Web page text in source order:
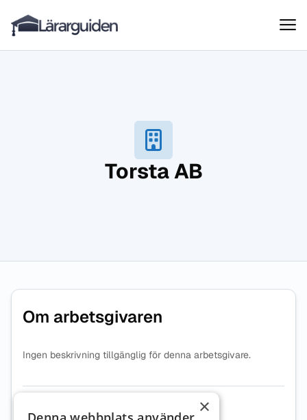
Hoppa till innehåll
Lärarguiden
Torsta AB
Om arbetsgivaren
Ingen beskrivning tillgänglig för denna arbetsgivare.
5568922420 ×